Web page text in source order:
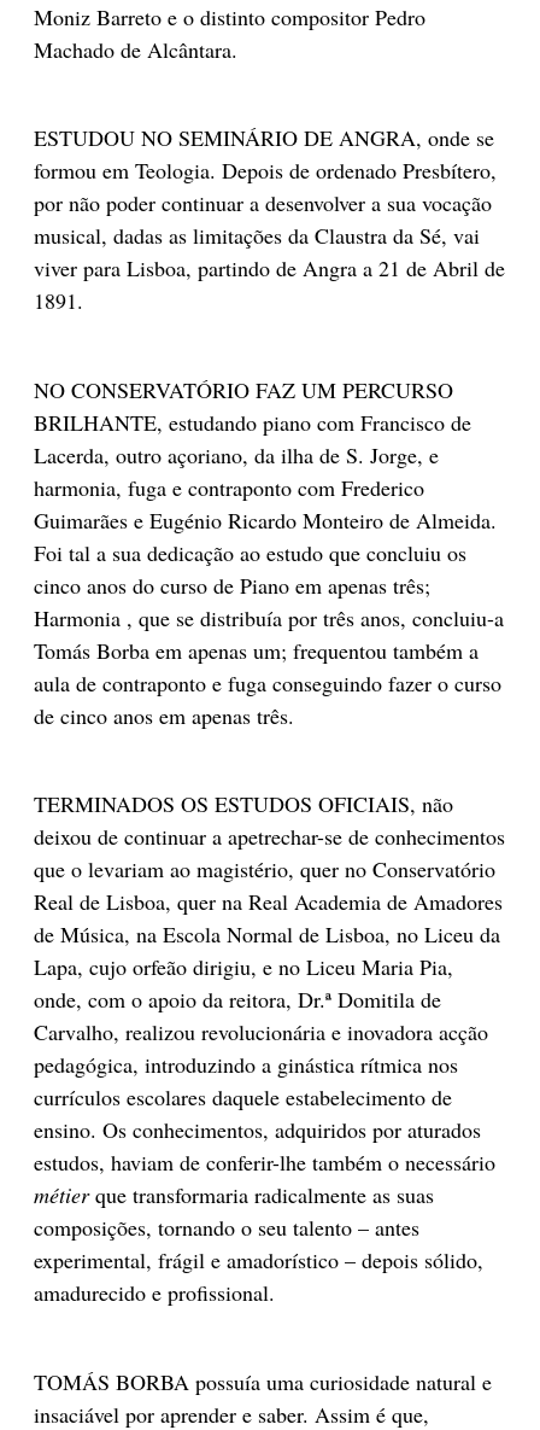
Moniz Barreto e o distinto compositor Pedro
Machado de Alcântara.
ESTUDOU NO SEMINÁRIO DE ANGRA, onde se
formou em Teologia. Depois de ordenado Presbítero,
por não poder continuar a desenvolver a sua vocação
musical, dadas as limitações da Claustra da Sé, vai
viver para Lisboa, partindo de Angra a 21 de Abril de
1891.
NO CONSERVATÓRIO FAZ UM PERCURSO
BRILHANTE, estudando piano com Francisco de
Lacerda, outro açoriano, da ilha de S. Jorge, e
harmonia, fuga e contraponto com Frederico
Guimarães e Eugénio Ricardo Monteiro de Almeida.
Foi tal a sua dedicação ao estudo que concluiu os
cinco anos do curso de Piano em a­penas três;
Harmonia , que se distribuía por três anos, concluiu-a
Tomás Borba em apenas um; frequentou também a
aula de contraponto e fuga conseguindo fazer o curso
de cinco anos em ­a­­penas três.
TERMINADOS OS ESTUDOS OFICIAIS, não
deixou de continuar a apetrechar-se de conhecimentos
que o levariam ao magistério, quer no Conservatório
Real de Lisboa, quer na Real Academia de Amadores
de Música, na Escola Normal de Lisboa, no Liceu da
Lapa, cujo orfeão dirigiu, e no Liceu Maria Pia,
onde, com o apoio da reitora, Dr.ª Domitila de
Carvalho, realizou revolucionária e inovadora acção
pedagógica, introduzindo a ginástica rítmica nos
currículos escolares daquele estabelecimento de
ensino. Os conhecimentos, adquiridos por aturados
estudos, haviam de conferir-lhe também o necessário
métierque transformaria radi­calmente as suas
composições, tornando o seu talento – antes
experimental, frágil e amadorístico – depois sólido,
amadurecido e profissional.
TOMÁS BORBA possuía uma curiosidade natural e
insaciável por aprender e saber. Assim é que,